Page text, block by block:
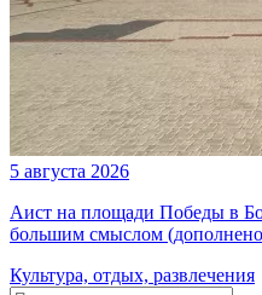
5 августа 2026
Аист на площади Победы в
большим смыслом
Культура, отдых, развлечения